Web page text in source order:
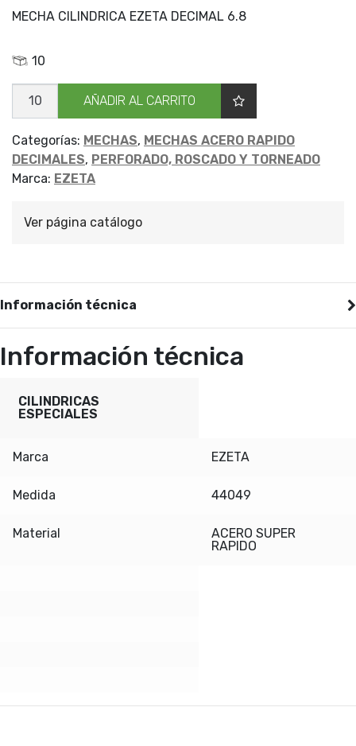
MECHA CILINDRICA EZETA DECIMAL 6.8
10
MECHA
CILIND
6.8
cantidad
AÑADIR AL CARRITO
Categorías: MECHAS, MECHAS ACERO RAPIDO
DECIMALES, PERFORADO, ROSCADO Y TORNEADO
Marca: EZETA
Ver página catálogo
Información técnica
Información técnica
CILINDRICAS
ESPECIALES
Marca EZETA
Medida 44049
Material
ACERO SUPER
RAPIDO